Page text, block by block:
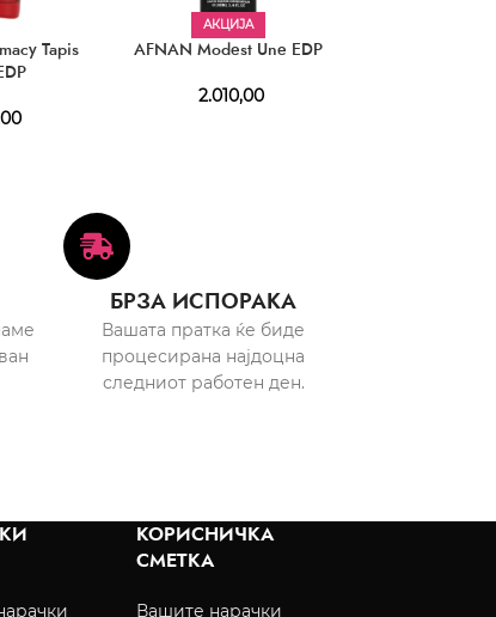
Tapis
АКЦИЈА
AFNAN Modest Une EDP
2.010,00
БРЗА ИСПОРАКА
Вашата пратка ќе биде
процесирана најдоцна
следниот работен ден.
КОРИСНИЧКА
СМЕТКА
Вашите нарачки